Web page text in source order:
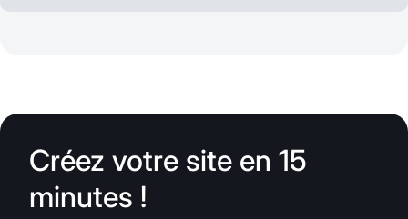
Créez votre site en 15
minutes !